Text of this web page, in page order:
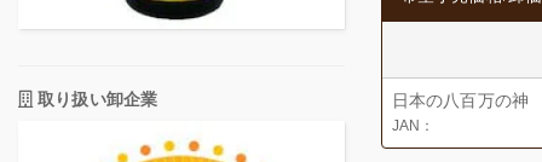
取り扱い卸企業 日本の八百万の神
JAN：